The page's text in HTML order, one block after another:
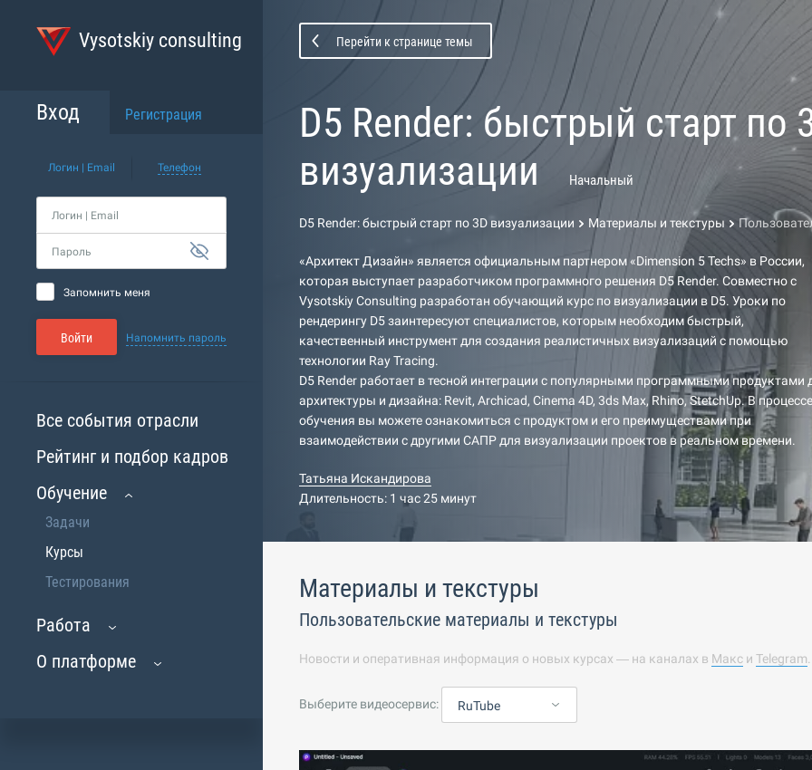
Vysotskiy consulting
Вход Регистрация
Логин | Email Телефон
Логин | Email
Пароль
Запомнить меня
Войти Напомнить пароль
Все события отрасли
Рейтинг и подбор кадров
Обучение
Задачи
Курсы
Тестирования
Работа
О платформе
Перейти к странице темы
D5 Render: быстрый старт по
визуализации
Начальный
D5 Render: быстрый старт по 3D визуализации Материалы и текстуры
«Архитект Дизайн» является официальным партнером «Dimension 5 Techs» в России,
которая выступает разработчиком программного решения D5 Render. Совместно с
Vysotskiy Consulting разработан обучающий курс по визуализации в D5. Уроки по
рендерингу D5 заинтересуют специалистов, которым необходим быстрый,
качественный инструмент для создания реалистичных визуализаций с помощью
технологии Ray Tracing.
D5 Render работает в тесной интеграции с популярными программными продуктами
архитектуры и дизайна: Revit, Archicad, Cinema 4D, 3ds Max, Rhino, StetchUp. В процессе
обучения вы можете ознакомиться с продуктом и его преимуществами при
взаимодействии с другими САПР для визуализации проектов в реальном времени.
Татьяна Искандирова
Длительность: 1 час 25 минут
Материалы и текстуры
Пользовательские материалы и текстуры
Новости и оперативная информация о новых курсах — на каналах в Макс и Telegram
Выберите видеосервис: RuTube